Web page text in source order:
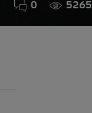
0 5265